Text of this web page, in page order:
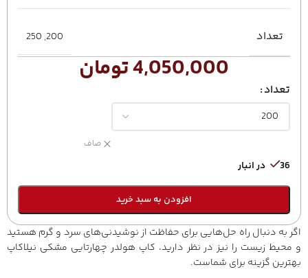
تعداد 200
,
250
4,050,000تومان
تعداد
صاف
36 در انبار
افزودن به سبد خرید
اگر به دنبال راه حل‌هایی برای حفاظت از نوشیدنی‌های سرد و گرم هستید
و محیط زیست را نیز در نظر دارید، کاپ هولدر چهارتایی مشکی نیلاکاپ
بهترین گزینه برای شماست.